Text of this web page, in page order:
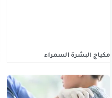
مكياج البشرة السمراء